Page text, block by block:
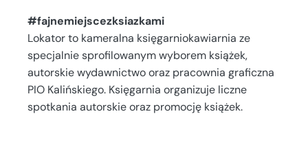
#fajnemiejscezksiazkami
Lokator to kameralna księgarniokawiarnia ze
specjalnie sprofilowanym wyborem książek,
autorskie wydawnictwo oraz pracownia graficzna
PIO Kalińskiego. Księgarnia organizuje liczne
spotkania autorskie oraz promocję książek.